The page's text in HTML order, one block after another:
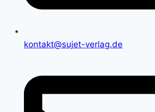
kontakt@sujet-verlag.de